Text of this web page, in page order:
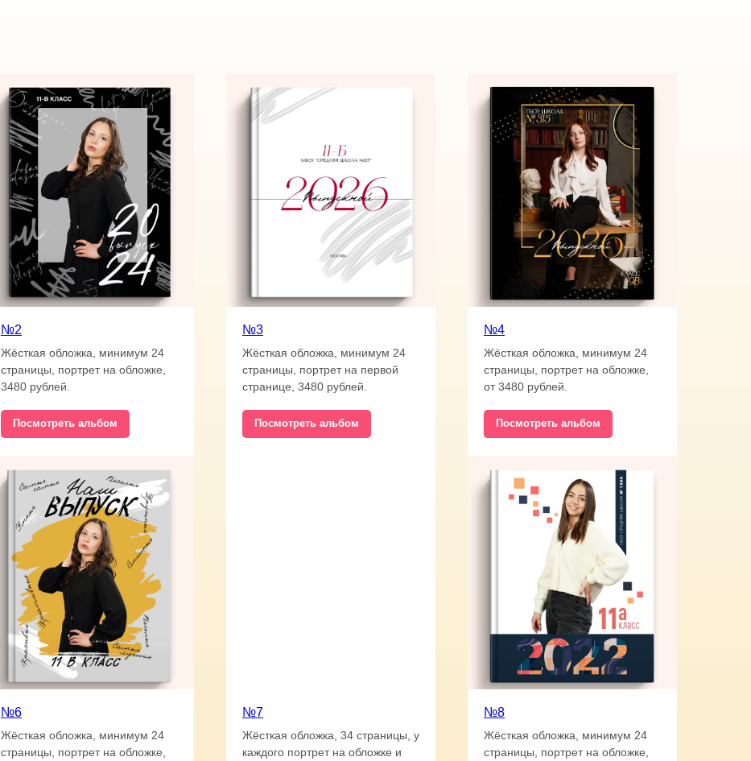
№2
Жёсткая обложка, минимум 24
страницы, портрет на обложке,
3480 рублей.
Посмотреть альбом
№3
Жёсткая обложка, минимум 24
страницы, портрет на первой
странице, 3480 рублей.
Посмотреть альбом
№4
Жёсткая обложка, минимум 24
страницы, портрет на обложке,
от 3480 рублей.
Посмотреть альбом
№6
Жёсткая обложка, минимум 24
страницы, портрет на обложке,
№7
Жёсткая обложка, 34 страницы, у
каждого портрет на обложке и
№8
Жёсткая обложка, минимум 24
страницы, портрет на обложке,